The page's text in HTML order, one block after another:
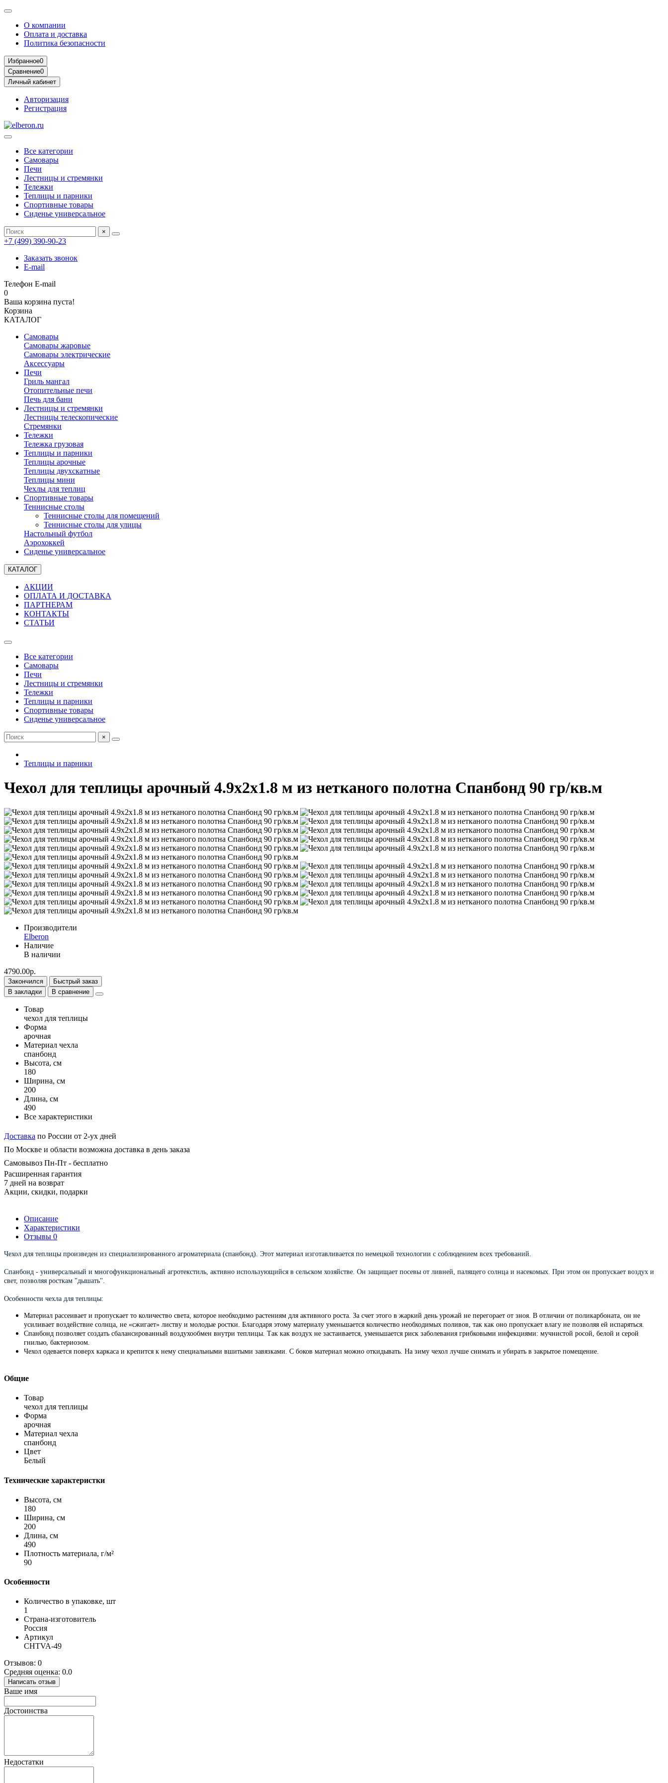
О компании
Оплата и доставка
Политика безопасности
Избранное0
Сравнение0
Личный кабинет
Авторизация
Регистрация
Все категории
Самовары
Печи
Лестницы и стремянки
Тележки
Теплицы и парники
Спортивные товары
Сиденье универсальное
×
+7 (499) 390‑90‑23
Заказать звонок
E-mail
Телефон E-mail
0
Ваша корзина пуста!
Корзина
КАТАЛОГ
Самовары
Самовары жаровые
Самовары электрические
Аксессуары
Печи
Гриль мангал
Отопительные печи
Печь для бани
Лестницы и стремянки
Лестницы телескопические
Стремянки
Тележки
Тележка грузовая
Теплицы и парники
Теплицы арочные
Теплицы двухскатные
Теплицы мини
Чехлы для теплиц
Спортивные товары
Теннисные столы
Теннисные столы для помещений
Теннисные столы для улицы
Настольный футбол
Аэрохоккей
Сиденье универсальное
КАТАЛОГ
АКЦИИ
ОПЛАТА И ДОСТАВКА
ПАРТНЕРАМ
КОНТАКТЫ
СТАТЬИ
Все категории
Самовары
Печи
Лестницы и стремянки
Тележки
Теплицы и парники
Спортивные товары
Сиденье универсальное
×
Теплицы и парники
Чехол для теплицы арочный 4.9х2х1.8 м из нетканого полотна Спанбонд 90 гр/кв.м
Производители
Elberon
Наличие
В наличии
4790.00р.
Закончился
Быстрый заказ
В закладки
В сравнение
Товар
чехол для теплицы
Форма
арочная
Материал чехла
спанбонд
Высота, см
180
Ширина, см
200
Длина, см
490
Все характеристики
Доставка по России от 2-ух дней
По Москве и области возможна доставка в день заказа
Самовывоз Пн-Пт - бесплатно
Расширенная гарантия
7 дней на возврат
Акции, скидки, подарки
Описание
Характеристики
Отзывы 0
Чехол для теплицы произведен из специализированного агроматериала (спанбонд). Этот материал изготавливается по немецкой технологии с соблюдением всех требований.
Спанбонд - универсальный и многофункциональный агротекстиль, активно использующийся в сельском хозяйстве. Он защищает посевы от ливней, палящего солнца и насекомых. При этом он пропускает воздух и
свет, позволяя росткам "дышать".
Особенности чехла для теплицы:
Материал рассеивает и пропускает то количество света, которое необходимо растениям для активного роста. За счет этого в жаркий день урожай не перегорает от зноя. В отличии от поликарбоната, он не
усиливает воздействие солнца, не «сжигает» листву и молодые ростки. Благодаря этому материалу уменьшается количество необходимых поливов, так как оно пропускает влагу не позволяя ей испаряться.
Спанбонд позволяет создать сбалансированный воздухообмен внутри теплицы. Так как воздух не застаивается, уменьшается риск заболевания грибковыми инфекциями: мучнистой росой, белой и серой
гнилью, бактериозом.
Чехол одевается поверх каркаса и крепится к нему специальными вшитыми завязками. С боков материал можно откидывать. На зиму чехол лучше снимать и убирать в закрытое помещение.
Общие
Товар
чехол для теплицы
Форма
арочная
Материал чехла
спанбонд
Цвет
Белый
Технические характеристки
Высота, см
180
Ширина, см
200
Длина, см
490
Плотность материала, г/м²
90
Особенности
Количество в упаковке, шт
1
Страна-изготовитель
Россия
Артикул
CHTVA-49
Отзывов: 0
Средняя оценка: 0.0
Написать отзыв
Ваше имя
Достоинства
Недостатки